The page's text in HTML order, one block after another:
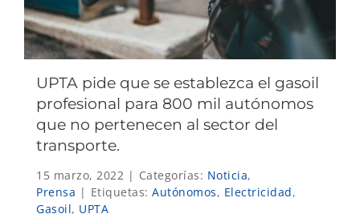
UPTA pide que se establezca el gasoil
profesional para 800 mil autónomos
que no pertenecen al sector del
transporte.
15 marzo, 2022 | Categorías: Noticia,
Prensa | Etiquetas: Autónomos, Electricidad,
Gasoil, UPTA